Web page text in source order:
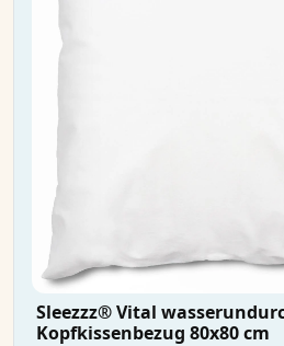
Sleezzz® Vital
Kopfkissenbezug 80x80 cm